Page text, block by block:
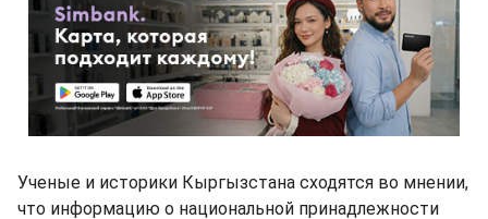
Ученые и историки Кыргызстана сходятся во мнении,
что информацию о национальной принадлежности